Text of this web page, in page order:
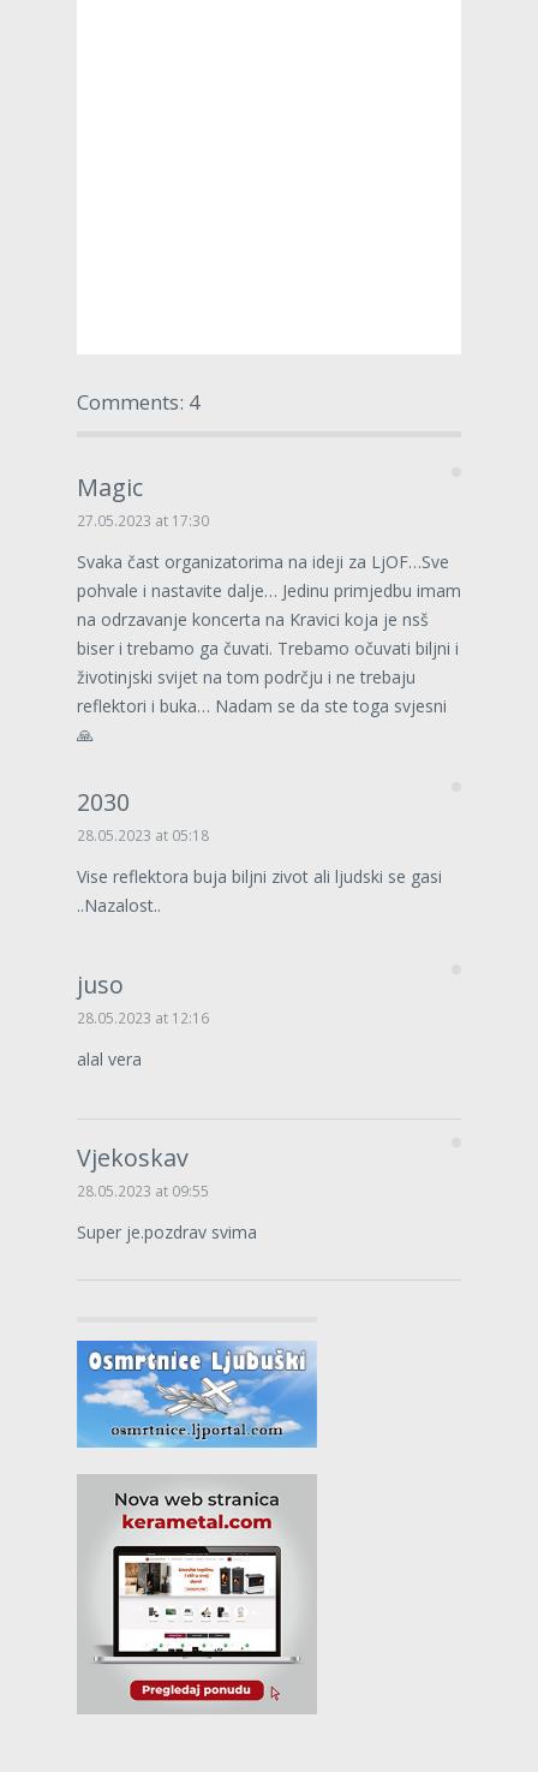
Comments: 4
Magic
27.05.2023 at 17:30
Svaka čast organizatorima na ideji za LjOF…Sve
pohvale i nastavite dalje… Jedinu primjedbu imam
na odrzavanje koncerta na Kravici koja je nsš
biser i trebamo ga čuvati. Trebamo očuvati biljni i
životinjski svijet na tom podrčju i ne trebaju
reflektori i buka… Nadam se da ste toga svjesni
🙏
2030
28.05.2023 at 05:18
Vise reflektora buja biljni zivot ali ljudski se gasi
..Nazalost..
juso
28.05.2023 at 12:16
alal vera
Vjekoskav
28.05.2023 at 09:55
Super je.pozdrav svima